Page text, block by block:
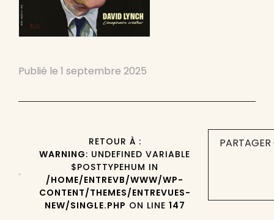
Publié le 1 septembre 2025
RETOUR À :
WARNING: UNDEFINED VARIABLE
$POSTTYPEHUM IN
/HOME/ENTREVB/WWW/WP-
CONTENT/THEMES/ENTREVUES-
NEW/SINGLE.PHP ON LINE 147